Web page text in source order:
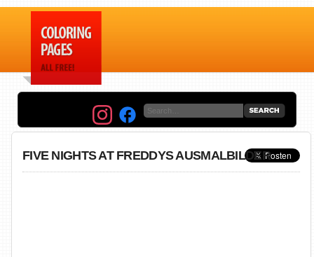
FIVE NIGHTS AT FREDDYS AUSMALBILDER